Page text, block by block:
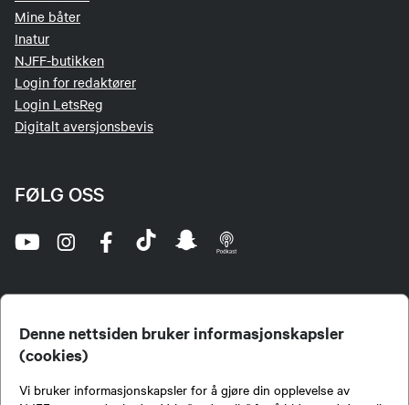
Denne nettsiden bruker informasjonskapsler
(cookies)
Vi bruker informasjonskapsler for å gjøre din opplevelse av
Mine båter
Inatur
NJFF-butikken
Login for redaktører
Login LetsReg
Digitalt aversjonsbevis
FØLG OSS
jegere og sportsfiskere og et av de viktigste miljøene for formidling av kunnskap om jakt og